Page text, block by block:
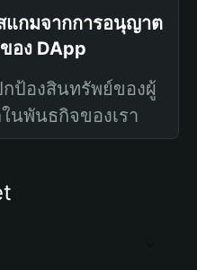
แกมจากการอนุญาต
อง DApp
ป้องสินทรัพย์ของผู้
นพันธกิจของเรา